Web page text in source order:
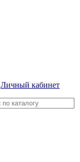
Личный кабинет